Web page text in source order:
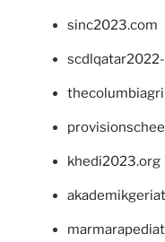
sinc2023.com
khedi2023.org